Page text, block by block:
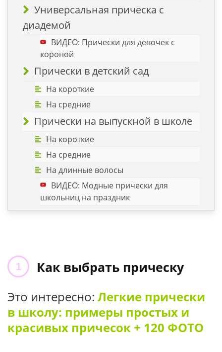
Универсальная прическа с
диадемой
ВИДЕО: Прически для девочек с
короной
Прически в детский сад
На короткие
На средние
Прически на выпускной в школе
На короткие
На средние
На длинные волосы
ВИДЕО: Модные прически для
школьниц на праздник
Как выбрать прическу
Это интересно: Легкие прически
в школу: примеры простых и
красивых причесок + 120 ФОТО